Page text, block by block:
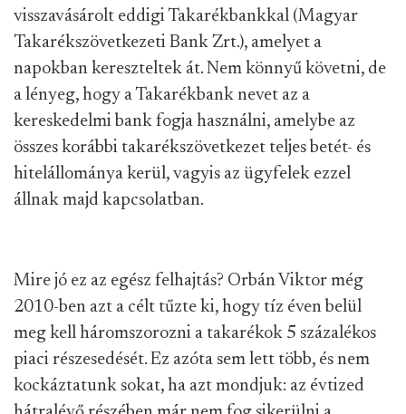
visszavásárolt eddigi Takarékbankkal (Magyar
Takarékszövetkezeti Bank Zrt.), amelyet a
napokban kereszteltek át. Nem könnyű követni, de
a lényeg, hogy a Takarékbank nevet az a
kereskedelmi bank fogja használni, amelybe az
összes korábbi takarékszövetkezet teljes betét- és
hitelállománya kerül, vagyis az ügyfelek ezzel
állnak majd kapcsolatban.
Mire jó ez az egész felhajtás? Orbán Viktor még
2010-ben azt a célt tűzte ki, hogy tíz éven belül
meg kell háromszorozni a takarékok 5 százalékos
piaci részesedését. Ez azóta sem lett több, és nem
kockáztatunk sokat, ha azt mondjuk: az évtized